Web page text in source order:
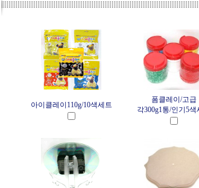
아이클레이110g/10색세트
폼클레이/고급
각300g1통/인기5색